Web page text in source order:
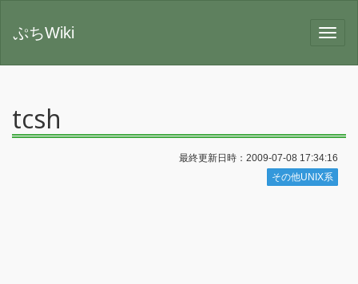
ぷちWiki
tcsh
最終更新日時：2009-07-08 17:34:16
その他UNIX系